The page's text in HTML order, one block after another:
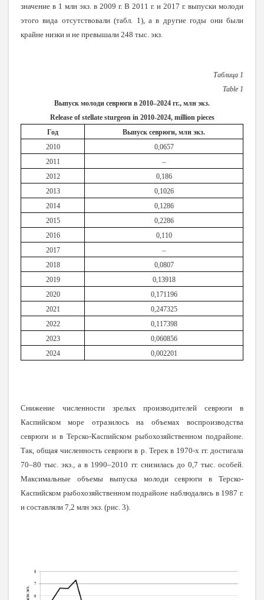
значение в 1 млн экз. в 2009 г. В 2011 г. и 2017 г. выпуски молоди
этого вида отсутствовали(табл. 1), а в другие годы они были
крайне низки и не превышали 248 тыс. экз.
Таблица 1
Table 1
Выпуск молоди севрюги в 2010–2024 гг., млн экз.
Release of stellate sturgeon in 2010-2024, million pieces
Год
Выпуск севрюги, млн экз.
2010
0,0657
2011
–
2012
0,186
2013
0,1026
2014
0,1286
2015
0,2286
2016
0,110
2017
–
2018
0,0807
2019
0,13918
2020
0,171196
2021
0,247325
2022
0,117398
2023
0,060856
2024
0,002201
Снижение численности зрелых производителей севрюги в
Каспийском море отразилось на объемах воспроизводства
севрюги и в Терско-Каспийском рыбохозяйственном подрайоне.
Так, общая численность севрюги в р. Терек в 1970-х гг. достигала
70–80 тыс. экз., а в 1990–2010 гг. снизилась до 0,7 тыс. особей.
Максимальные объемы выпуска молоди севрюги в Терско-
Каспийском рыбохозяйственном подрайоне наблюдались в 1987 г.
и составляли 7,2 млн экз. (рис. 3).